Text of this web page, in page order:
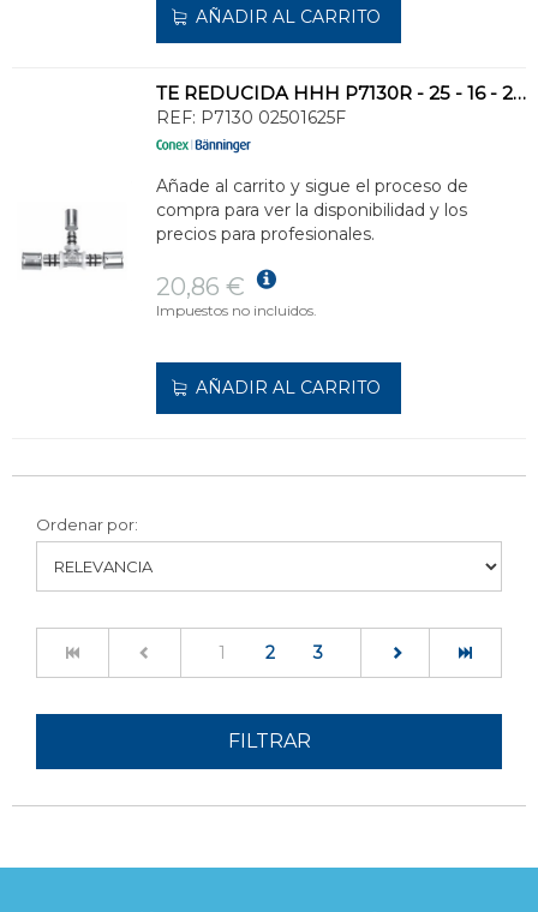
AÑADIR AL CARRITO
TE REDUCIDA HHH P7130R - 25 - 16 - 25MM
REF: P7130 02501625F
Añade al carrito y sigue el proceso de
compra para ver la disponibilidad y los
precios para profesionales.
20,86 €
Impuestos no incluidos.
AÑADIR AL CARRITO
Ordenar por:
1 (current)
2 3
FILTRAR